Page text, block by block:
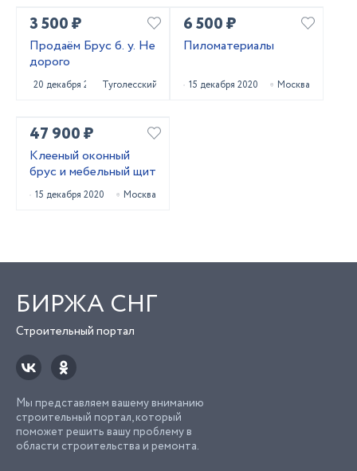
3 500 ₽
Продаём Брус б. у. Не
дорого
20 декабря 2020Туголесский Бор
6 500 ₽
Пиломатериалы
15 декабря 2020 Москва
47 900 ₽
Клееный оконный
брус и мебельный щит
15 декабря 2020 Москва
БИРЖА СНГ
Строительный портал
Мы представляем вашему вниманию
строительный портал, который
поможет решить вашу проблему в
области строительства и ремонта.